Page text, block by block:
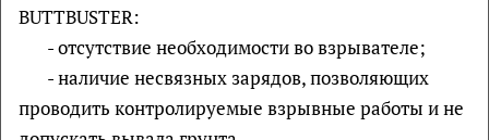
BUTTBUSTER:
- отсутствие необходимости во взрывателе;
- наличие несвязных зарядов, позволяющих
проводить контролируемые взрывные работы и не